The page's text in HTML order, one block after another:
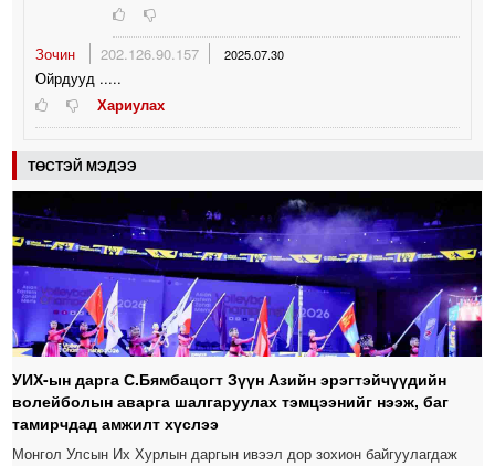
Зочин 202.126.90.157 2025.07.30
Ойрдууд .....
Хариулах
ТӨСТЭЙ МЭДЭЭ
УИХ-ын дарга С.Бямбацогт Зүүн Азийн эрэгтэйчүүдийн
волейболын аварга шалгаруулах тэмцээнийг нээж, баг
тамирчдад амжилт хүслээ
Монгол Улсын Их Хурлын даргын ивээл дор зохион байгуулагдаж